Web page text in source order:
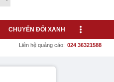
CHUYỂN ĐỔI XANH
Liên hệ quảng cáo: 024 36321588